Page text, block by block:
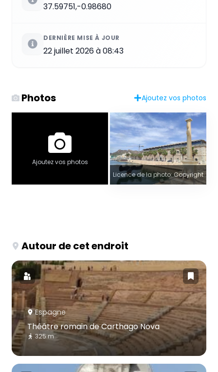
37.59751,-0.98680
DERNIÈRE MISE À JOUR
22 juillet 2026 à 08:43
Photos Ajoutez vos photos
Ajoutez vos photos
Licence de la photo: Copyright
Autour de cet endroit
Espagne
Théâtre romain de Carthago Nova
325 m